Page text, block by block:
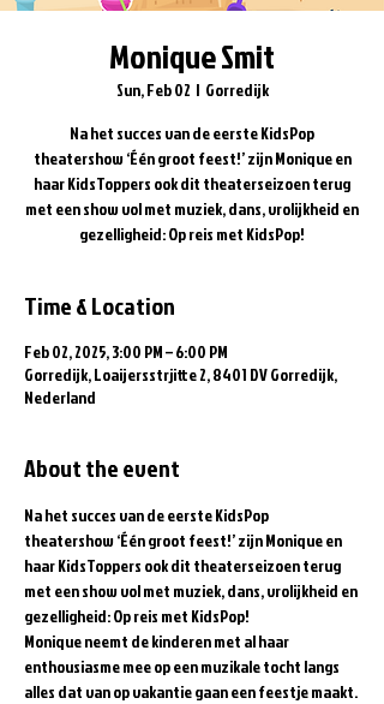
Monique Smit
Sun, Feb 02
  |
Gorredijk
Na het succes van de eerste KidsPop
theatershow ‘Één groot feest!’ zijn Monique en
haar KidsToppers ook dit theaterseizoen terug
met een show vol met muziek, dans, vrolijkheid en
gezelligheid: Op reis met KidsPop!
Time & Location
Feb 02, 2025, 3:00 PM – 6:00 PM
Gorredijk, Loaijersstrjitte 2, 8401 DV Gorredijk,
Nederland
About the event
Na het succes van de eerste KidsPop
theatershow ‘Één groot feest!’ zijn Monique en
haar KidsToppers ook dit theaterseizoen terug
met een show vol met muziek, dans, vrolijkheid en
gezelligheid: Op reis met KidsPop!
Monique neemt de kinderen met al haar
enthousiasme mee op een muzikale tocht langs
alles dat van op vakantie gaan een feestje maakt.